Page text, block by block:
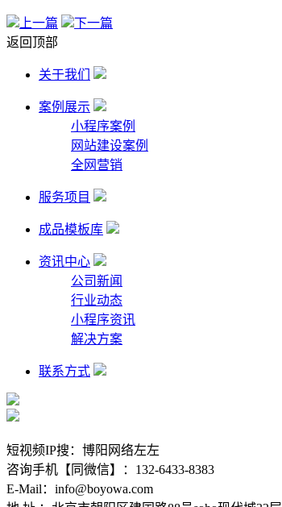
上一篇
下一篇
返回顶部
关于我们
案例展示
小程序案例
网站建设案例
全网营销
服务项目
成品模板库
资讯中心
公司新闻
行业动态
小程序资讯
解决方案
联系方式
短视频IP搜：博阳网络左左
咨询手机【同微信】：132-6433-8383
E-Mail：info@boyowa.com